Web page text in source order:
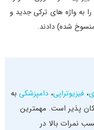
به واژه های ترکی جدید و
شده) دادند.​
، فیزیوتراپی، دامپزشکی به
پذیر است. مهمترین
نمرات بالا در